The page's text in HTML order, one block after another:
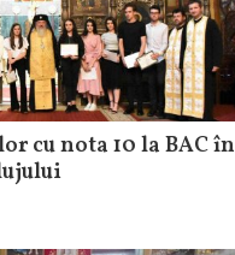
cu nota 10 la BAC în